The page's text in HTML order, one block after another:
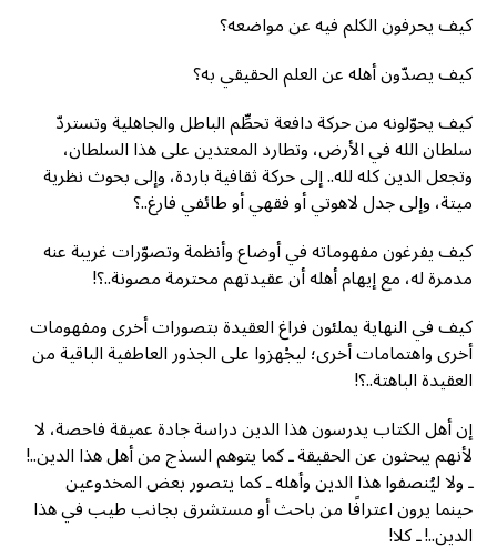
كيف يحرفون الكلم فيه عن مواضعه؟
كيف يصدّون أهله عن العلم الحقيقي به؟
كيف يحوّلونه من حركة دافعة تحطِّم الباطل والجاهلية وتستردّ
سلطان الله في الأرض، وتطارد المعتدين على هذا السلطان،
وتجعل الدين كله لله.. إلى حركة ثقافية باردة، وإلى بحوث نظرية
ميتة، وإلى جدل لاهوتي أو فقهي أو طائفي فارغ..؟
كيف يفرغون مفهوماته في أوضاع وأنظمة وتصوّرات غريبة عنه
مدمرة له، مع إيهام أهله أن عقيدتهم محترمة مصونة..؟!
كيف في النهاية يملئون فراغ العقيدة بتصورات أخرى ومفهومات
أخرى واهتمامات أخرى؛ ليجْهزوا على الجذور العاطفية الباقية من
العقيدة الباهتة..؟!
إن أهل الكتاب يدرسون هذا الدين دراسة جادة عميقة فاحصة، لا
لأنهم يبحثون عن الحقيقة ـ كما يتوهم السذج من أهل هذا الدين..!
ـ ولا ليُنصفوا هذا الدين وأهله ـ كما يتصور بعض المخدوعين
حينما يرون اعترافًا من باحث أو مستشرق بجانب طيب في هذا
الدين..! ـ كلا!